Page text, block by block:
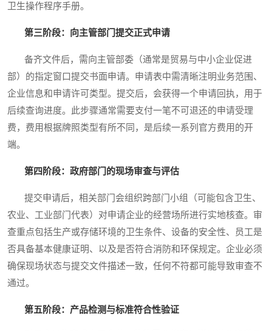
卫生操作程序手册。
第三阶段：向主管部门提交正式申请
备齐文件后，需向主管部委（通常是贸易与中小企业促进
部）的指定窗口提交书面申请。申请表中需清晰注明业务范围、
企业信息和申请许可类型。提交后，会获得一个申请回执，用于
后续查询进度。此步骤通常需要支付一笔不可退还的申请受理
费，费用根据牌照类型有所不同，是后续一系列官方费用的开
端。
第四阶段：政府部门的现场审查与评估
提交申请后，相关部门会组织跨部门小组（可能包含卫生、
农业、工业部门代表）对申请企业的经营场所进行实地核查。审
查重点包括生产或存储环境的卫生条件、设备的安全性、员工是
否具备基本健康证明、以及是否符合消防和环保规定。企业必须
确保现场状态与提交文件描述一致，任何不符都可能导致审查不
通过。
第五阶段：产品检测与标准符合性验证